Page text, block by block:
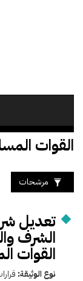
القوات
مرشحات
تعديل
الشرف
القوات
نوع الوثيقة: